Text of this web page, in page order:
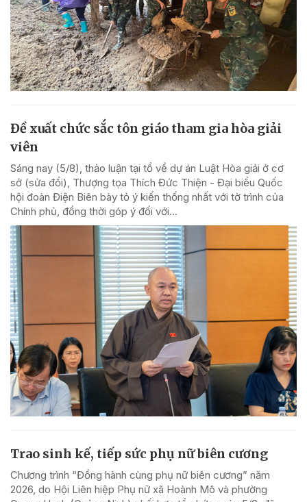
Đề xuất chức sắc tôn giáo tham gia hòa giải
viên
Sáng nay (5/8), thảo luận tại tổ về dự án Luật Hòa giải ở cơ
sở (sửa đổi), Thượng tọa Thích Đức Thiện - Đại biểu Quốc
hội đoàn Điện Biên bày tỏ ý kiến thống nhất với tờ trình của
Chính phủ, đồng thời góp ý đối với...
Trao sinh kế, tiếp sức phụ nữ biên cương
Chương trình “Đồng hành cùng phụ nữ biên cương” năm
2026, do Hội Liên hiệp Phụ nữ xã Hoành Mô và phường